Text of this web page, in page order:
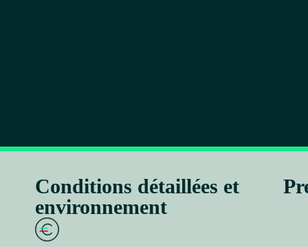
Conditions détaillées et
environnement